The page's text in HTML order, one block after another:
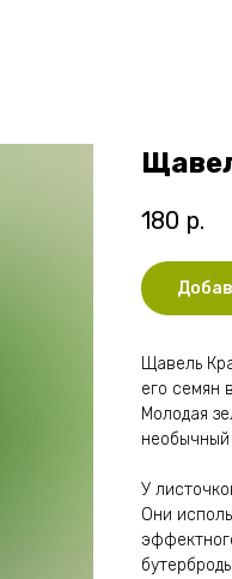
180 р.
Щавель
его семян
Молодая
У
Они